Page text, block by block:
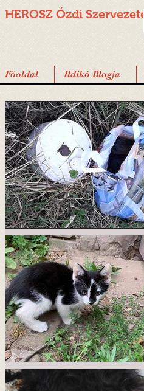
HEROSZ Ózdi Szervezete
Föoldal Ildikó Blogja